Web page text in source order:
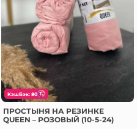
КэшБэк: 80
ПРОСТЫНЯ НА РЕЗИНКЕ
QUEEN – РОЗОВЫЙ (10-5-24)